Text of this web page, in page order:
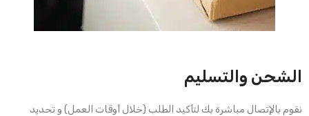
الشحن والتسليم
نقوم بالإتصال مباشرة بك لتأكيد الطلب (خلال أوقات العمل) و تحديد